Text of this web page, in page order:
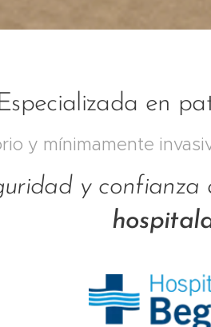
en
y mínimamente
y confianza